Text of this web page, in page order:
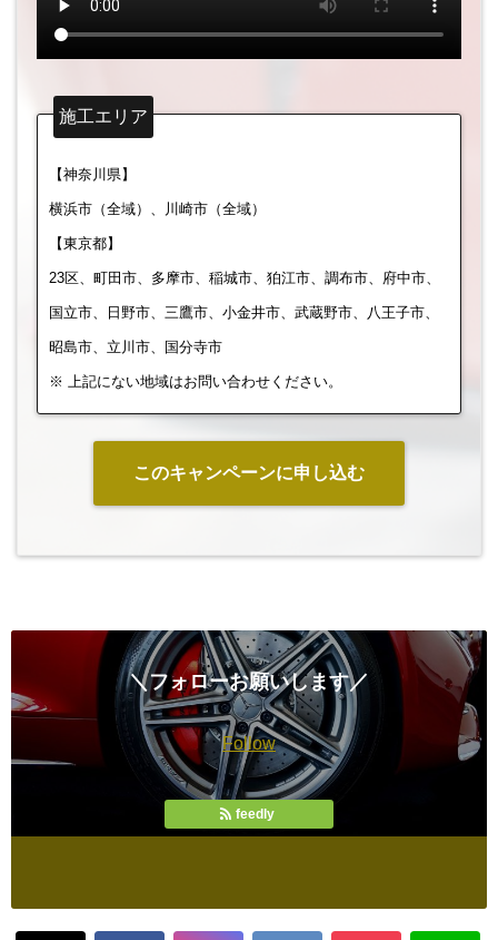
施工エリア
【神奈川県】
横浜市（全域）、川崎市（全域）
【東京都】
23区、町田市、多摩市、稲城市、狛江市、調布市、府中市、
国立市、日野市、三鷹市、小金井市、武蔵野市、八王子市、
昭島市、立川市、国分寺市
※ 上記にない地域はお問い合わせください。
このキャンペーンに申し込む
＼フォローお願いします／
Follow
feedly